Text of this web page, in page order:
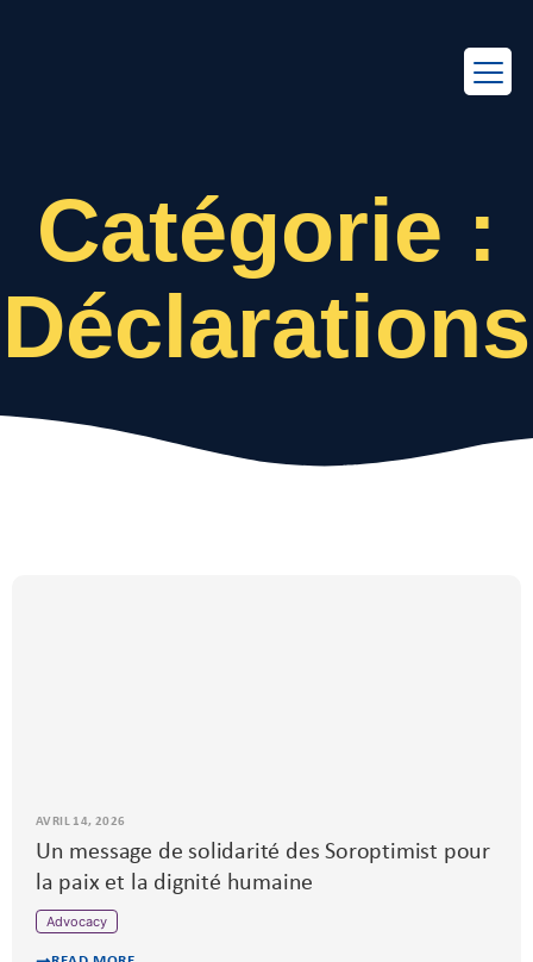
Catégorie :
Déclarations
AVRIL 14, 2026
Un message de solidarité des Soroptimist pour
la paix et la dignité humaine
Advocacy